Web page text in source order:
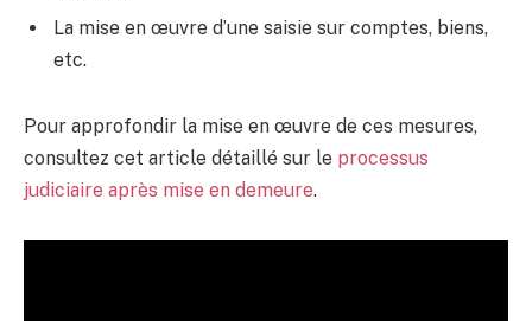
La mise en œuvre d’une saisie sur comptes, biens,
etc.
Pour approfondir la mise en œuvre de ces mesures,
consultez cet article détaillé sur le processus
judiciaire après mise en demeure.